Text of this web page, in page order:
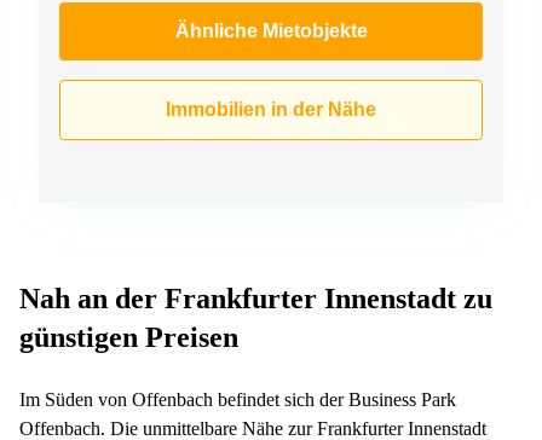
Ähnliche Mietobjekte
Immobilien in der Nähe
Nah an der Frankfurter Innenstadt zu
günstigen Preisen
Im Süden von Offenbach befindet sich der Business Park
Offenbach. Die unmittelbare Nähe zur Frankfurter Innenstadt